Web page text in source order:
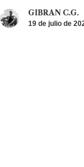
GIBRAN C.G.
19 de julio de